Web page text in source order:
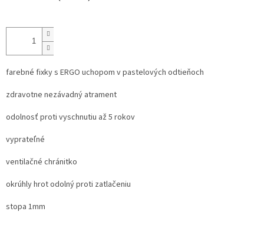
farebné fixky s ERGO uchopom v pastelových odtieňoch
zdravotne nezávadný atrament
odolnosť proti vyschnutiu až 5 rokov
vyprateľné
ventilačné chránitko
okrúhly hrot odolný proti zatlačeniu
stopa 1mm